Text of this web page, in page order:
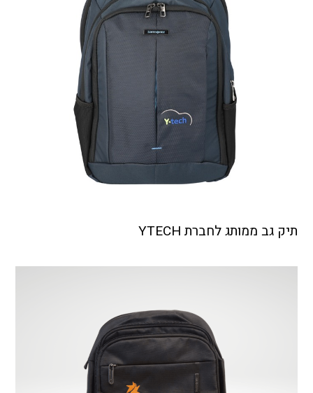
תיק גב ממותג לחברת YTECH